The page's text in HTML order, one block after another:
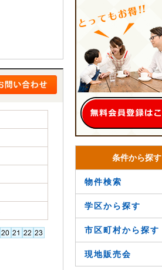
条件から探す
物件検索
学区から探す
市区町村から探す
現地販売会